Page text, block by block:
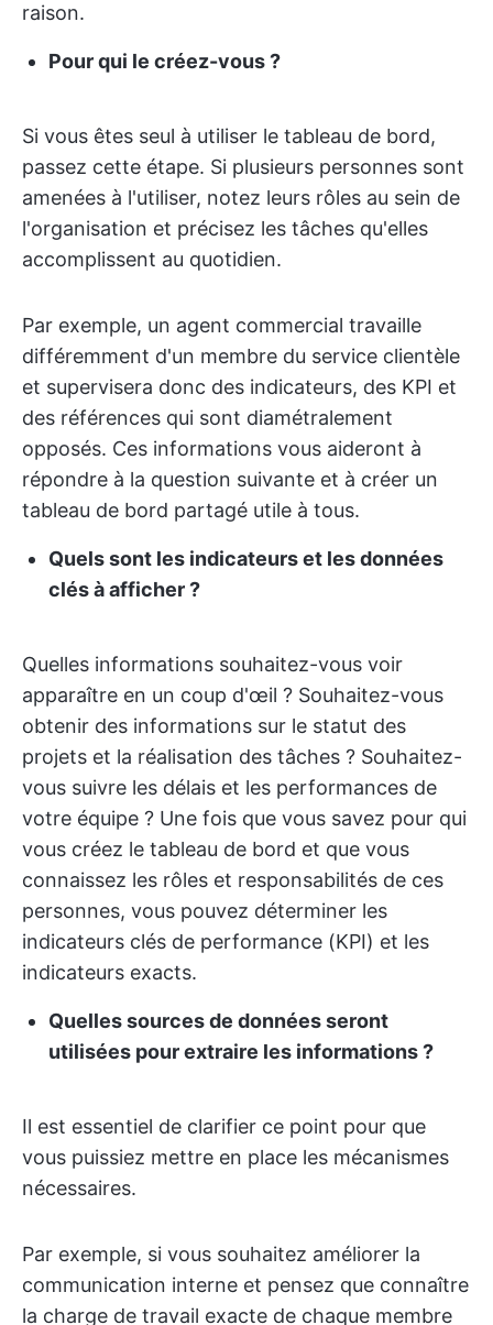
raison.
Pour qui le créez-vous ?
Si vous êtes seul à utiliser le tableau de bord,
passez cette étape. Si plusieurs personnes sont
amenées à l'utiliser, notez leurs rôles au sein de
l'organisation et précisez les tâches qu'elles
accomplissent au quotidien.
Par exemple, un agent commercial travaille
différemment d'un membre du service clientèle
et supervisera donc des indicateurs, des KPI et
des références qui sont diamétralement
opposés. Ces informations vous aideront à
répondre à la question suivante et à créer un
tableau de bord partagé utile à tous.
Quels sont les indicateurs et les données
clés à afficher ?
Quelles informations souhaitez-vous voir
apparaître en un coup d'œil ? Souhaitez-vous
obtenir des informations sur le statut des
projets et la réalisation des tâches ? Souhaitez-
vous suivre les délais et les performances de
votre équipe ? Une fois que vous savez pour qui
vous créez le tableau de bord et que vous
connaissez les rôles et responsabilités de ces
personnes, vous pouvez déterminer les
indicateurs clés de performance (KPI) et les
indicateurs exacts.
Quelles sources de données seront
utilisées pour extraire les informations ?
Il est essentiel de clarifier ce point pour que
vous puissiez mettre en place les mécanismes
nécessaires.
Par exemple, si vous souhaitez améliorer la
communication interne et pensez que connaître
la charge de travail exacte de chaque membre